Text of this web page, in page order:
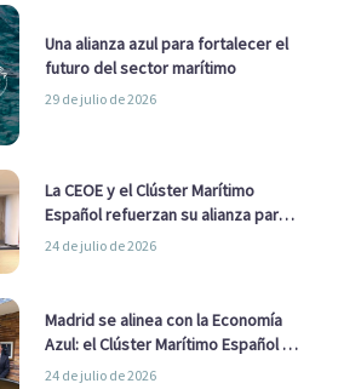
Una alianza azul para fortalecer el
futuro del sector marítimo
29 de julio de 2026
La CEOE y el Clúster Marítimo
Español refuerzan su alianza para
impulsar una estrategia Nacional
24 de julio de 2026
Madrid se alinea con la Economía
Azul: el Clúster Marítimo Español y
la Real Liga Naval avanzan alianzas
24 de julio de 2026